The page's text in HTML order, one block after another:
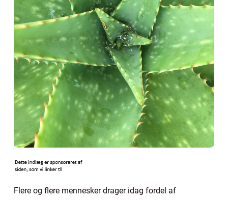
Flere og flere mennesker drager idag fordel af